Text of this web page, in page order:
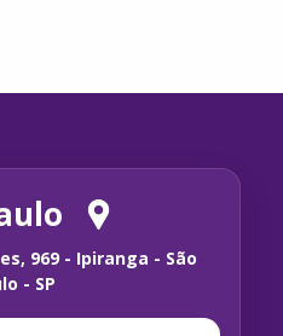
969 - Ipiranga - São
- SP